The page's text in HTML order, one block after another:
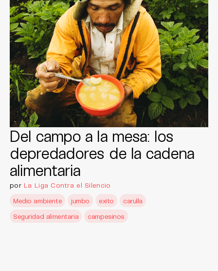
Del campo a la mesa: los
depredadores de la cadena
alimentaria
por La Liga Contra el Silencio
Medio ambiente
jumbo exito
carulla
Seguridad alimentaria
campesinos